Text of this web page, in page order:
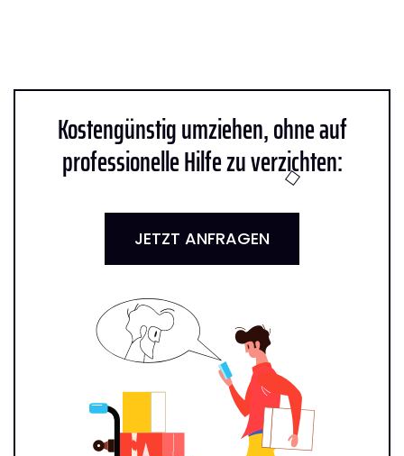
Kostengünstig umziehen, ohne auf
professionelle Hilfe zu verzichten:
JETZT ANFRAGEN